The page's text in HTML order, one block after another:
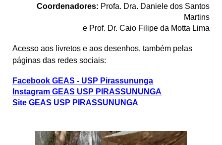
Coordenadores: Profa. Dra. Daniele dos Santos
Martins
e Prof. Dr. Caio Filipe da Motta Lima
Acesso aos livretos e aos desenhos, também pelas
páginas das redes sociais:
Facebook GEAS - USP Pirassununga
Instagram GEAS USP PIRASSUNUNGA
Site GEAS USP PIRASSUNUNGA